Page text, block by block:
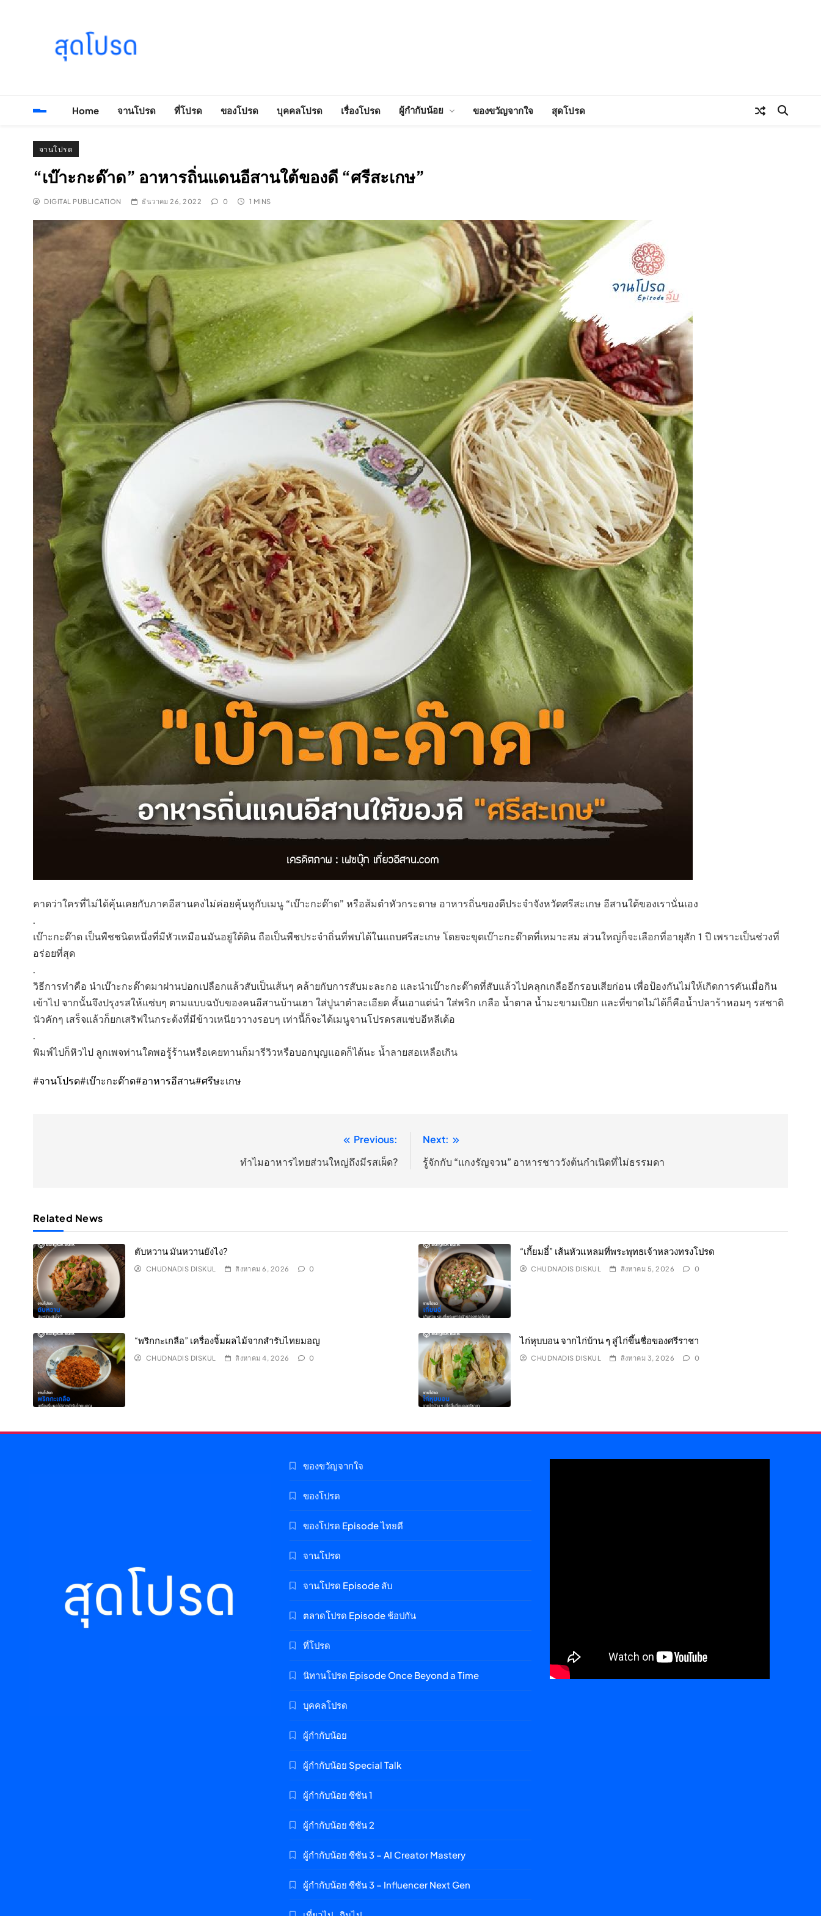
Home
จานโปรด ที่โปรด ของโปรด บุคคลโปรด เรื่องโปรด ผู้กำกับน้อย ของขวัญจากใจ สุดโปรด
จานโปรด
“เบ๊าะกะด๊าด” อาหารถิ่นแดนอีสานใต้ของดี “ศรีสะเกษ”
DIGITAL PUBLICATION ธันวาคม 26, 2022 0 1 MINS
คาดว่าใครที่ไม่ได้คุ้นเคยกับภาคอีสานคงไม่ค่อยคุ้นหูกับเมนู “เบ๊าะกะด๊าด” หรือส้มตำหัวกระดาษ อาหารถิ่นของดีประจำจังหวัดศรีสะเกษ อีสานใต้ของเรานั่นเอง
.
เบ๊าะกะด๊าด เป็นพืชชนิดหนึ่งที่มีหัวเหมือนมันอยู่ใต้ดิน ถือเป็นพืชประจำถิ่นที่พบได้ในแถบศรีสะเกษ โดยจะขุดเบ๊าะกะด๊าดที่เหมาะสม ส่วนใหญ่ก็จะเลือกที่อายุสัก 1 ปี เพราะเป็นช่วงที่
อร่อยที่สุด
.
วิธีการทำคือ นำเบ๊าะกะด๊าดมาฝานปอกเปลือกแล้วสับเป็นเส้นๆ คล้ายกับการสับมะละกอ และนำเบ๊าะกะด๊าดที่สับแล้วไปคลุกเกลืออีกรอบเสียก่อน เพื่อป้องกันไม่ให้เกิดการคันเมื่อกิน
เข้าไป จากนั้นจึงปรุงรสให้แซ่บๆ ตามแบบฉบับของคนอีสานบ้านเฮา ใส่ปูนาตำละเอียด คั้นเอาแต่นำ ใส่พริก เกลือ น้ำตาล น้ำมะขามเปียก และที่ขาดไม่ได้ก็คือน้ำปลาร้าหอมๆ รสชาติ
นัวคักๆ เสร็จแล้วก็ยกเสริฟในกระด้งที่มีข้าวเหนียววางรอบๆ เท่านี้ก็จะได้เมนูจานโปรดรสแซ่บอีหลีเด้อ
.
พิมพ์ไปก็หิวไป ลูกเพจท่านใดพอรู้ร้านหรือเคยทานก็มารีวิวหรือบอกบุญแอดก็ได้นะ น้ำลายสอเหลือเกิน
#จานโปรด#เบ๊าะกะด๊าด#อาหารอีสาน#ศรีษะเกษ
Previous:
ทำไมอาหารไทยส่วนใหญ่ถึงมีรสเผ็ด?
Next:
รู้จักกับ “แกงรัญจวน” อาหารชาววังต้นกำเนิดที่ไม่ธรรมดา
Related News
ตับหวาน มันหวานยังไง?
CHUDNADIS DISKUL สิงหาคม 6, 2026 0
“เกี้ยมอี๋” เส้นหัวแหลมที่พระพุทธเจ้าหลวงทรงโปรด
CHUDNADIS DISKUL สิงหาคม 5, 2026 0
“พริกกะเกลือ” เครื่องจิ้มผลไม้จากสำรับไทยมอญ
CHUDNADIS DISKUL สิงหาคม 4, 2026 0
ไก่หุบบอน จากไก่บ้าน ๆ สู่ไก่ขึ้นชื่อของศรีราชา
CHUDNADIS DISKUL สิงหาคม 3, 2026 0
ของขวัญจากใจ
ของโปรด
ของโปรด Episode ไทยดี
จานโปรด
จานโปรด Episode ลับ
ตลาดโปรด Episode ช้อปกัน
ที่โปรด
นิทานโปรด Episode Once Beyond a Time
บุคคลโปรด
ผู้กำกับน้อย
ผู้กำกับน้อย Special Talk
ผู้กำกับน้อย ซีซัน 1
ผู้กำกับน้อย ซีซัน 2
ผู้กำกับน้อย ซีซัน 3 – AI Creator Mastery
ผู้กำกับน้อย ซีซัน 3 – Influencer Next Gen